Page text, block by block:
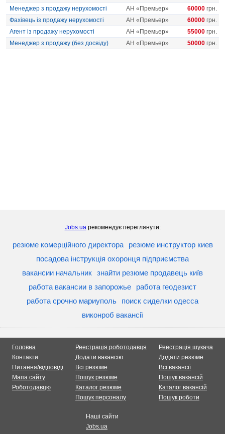
Менеджер з продажу нерухомості
АН «Премьер» 60000 грн.
Фахівець із продажу нерухомості
АН «Премьер» 60000 грн.
Агент із продажу нерухомості
АН «Премьер» 55000 грн.
Менеджер з продажу (без досвіду)
АН «Премьер» 50000 грн.
Jobs.uaрекомендує переглянути:
резюме комерційного директора
резюме инструктор киев
посадова інструкція охоронця підприємства
вакансии начальник знайти резюме продавець київ
работа вакансии в запорожье
работа геодезист
работа срочно мариуполь
поиск сиделки одесса
виконроб вакансії
Головна
Контакти
Питання/відповіді
Мапа сайту
Роботодавцю
Реестрація роботодавця
Додати вакансію
Всі резюме
Пошук резюме
Каталог резюме
Пошук персоналу
Реестрація шукача
Додати резюме
Всі вакансії
Пошук вакансій
Каталог вакансій
Пошук роботи
Наші сайти
Jobs.ua